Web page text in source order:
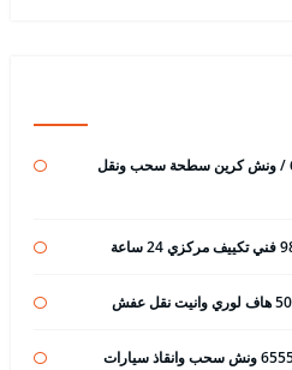
ونش ابو حليفة رقم / 65557275 / ونش كرين سطحة سحب ونقل